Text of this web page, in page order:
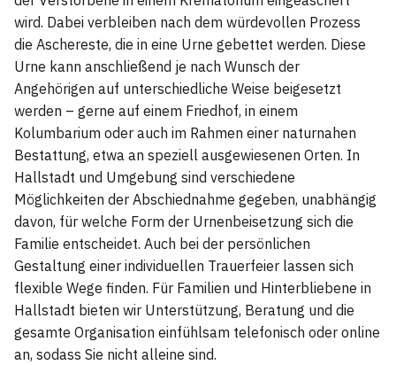
wird. Dabei verbleiben nach dem würdevollen Prozess
die Aschereste, die in eine Urne gebettet werden. Diese
Urne kann anschließend je nach Wunsch der
Angehörigen auf unterschiedliche Weise beigesetzt
werden – gerne auf einem Friedhof, in einem
Kolumbarium oder auch im Rahmen einer naturnahen
Bestattung, etwa an speziell ausgewiesenen Orten. In
Hallstadt und Umgebung sind verschiedene
Möglichkeiten der Abschiednahme gegeben, unabhängig
davon, für welche Form der Urnenbeisetzung sich die
Familie entscheidet. Auch bei der persönlichen
Gestaltung einer individuellen Trauerfeier lassen sich
flexible Wege finden. Für Familien und Hinterbliebene in
Hallstadt bieten wir Unterstützung, Beratung und die
gesamte Organisation einfühlsam telefonisch oder online
an, sodass Sie nicht alleine sind.